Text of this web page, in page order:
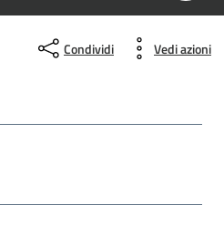
Condividi Vedi azioni